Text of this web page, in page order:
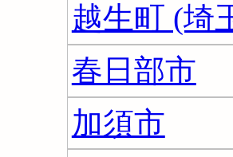
越生町 (埼
春日部市
加須市